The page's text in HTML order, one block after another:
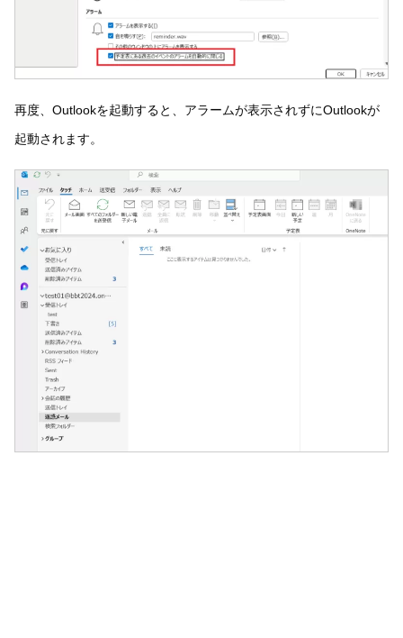
再度、Outlookを起動すると、アラームが表示されずにOutlookが
起動されます。